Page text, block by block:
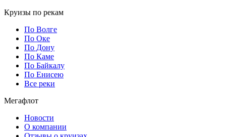
Круизы по рекам
По Волге
По Оке
По Дону
По Каме
По Байкалу
По Енисею
Все реки
Мегафлот
Новости
О компании